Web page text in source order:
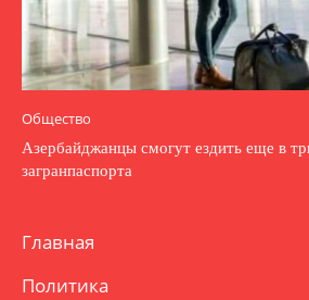
Общество
Азербайджанцы смогут ездить еще в
загранпаспорта
Главная
Политика